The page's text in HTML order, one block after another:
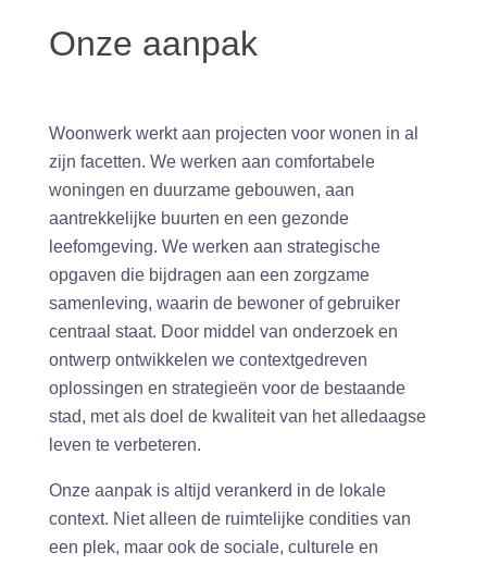
Onze aanpak
Woonwerk werkt aan projecten voor wonen in al
zijn facetten. We werken aan comfortabele
woningen en duurzame gebouwen, aan
aantrekkelijke buurten en een gezonde
leefomgeving. We werken aan strategische
opgaven die bijdragen aan een zorgzame
samenleving, waarin de bewoner of gebruiker
centraal staat. Door middel van onderzoek en
ontwerp ontwikkelen we contextgedreven
oplossingen en strategieën voor de bestaande
stad, met als doel de kwaliteit van het alledaagse
leven te verbeteren.
Onze aanpak is altijd verankerd in de lokale
context. Niet alleen de ruimtelijke condities van
een plek, maar ook de sociale, culturele en